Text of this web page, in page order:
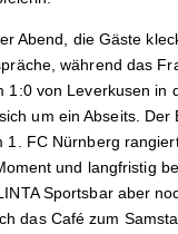
Abend, die Gäste
während das
1:0 von Leverkusen in
um ein Abseits. Der
FC Nürnberg
und langfristig
Sportsbar aber
das Café zum